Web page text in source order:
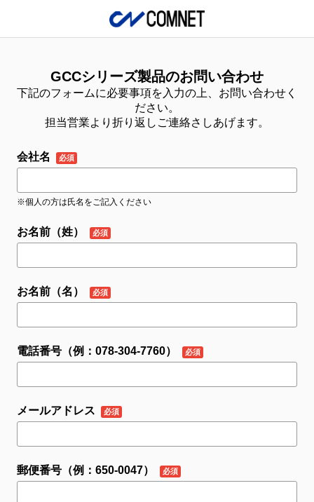
GCCシリーズ製品のお問い合わせ
下記のフォームに必要事項を入力の上、お問い合わせく
ださい。
担当営業より折り返しご連絡さしあげます。
会社名
※個人の方は氏名をご記入ください
お名前（姓）
お名前（名）
電話番号（例：078-304-7760）
メールアドレス
郵便番号（例：650-0047）